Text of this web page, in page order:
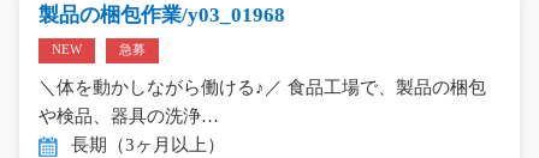
製品の梱包作業/y03_01968
NEW 急募
＼体を動かしながら働ける♪／ 食品工場で、製品の梱包
や検品、器具の洗浄…
長期（3ヶ月以上）